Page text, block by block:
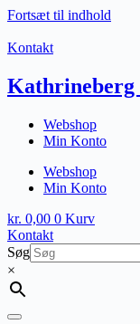
Fortsæt til indhold
Kontakt
Kathrineberg
Webshop
Min Konto
Webshop
Min Konto
kr. 0,00 0 Kurv
Kontakt
Søg
×